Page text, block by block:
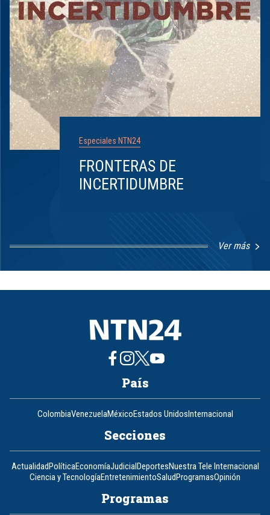
Especiales NTN24
FRONTERAS DE
INCERTIDUMBRE
Ver más
1
8
País
ColombiaVenezuelaMéxicoEstados UnidosInternacional
Secciones
ActualidadPolíticaEconomíaJudicialDeportesNuestra Tele Internacional
Ciencia y TecnologíaEntretenimientoSaludProgramasOpinión
Programas